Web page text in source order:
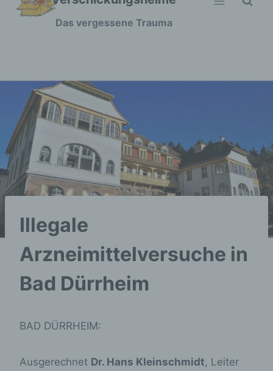
Zum
Das vergessene Trauma
Illegale
Arzneimittelversuche in
Bad Dürrheim
BAD DÜRRHEIM:
Ausgerechnet Dr. Hans Kleinschmidt, Leiter